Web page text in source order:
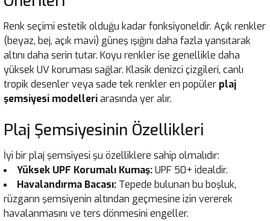
Renk seçimi estetik olduğu kadar fonksiyoneldir. Açık renkler
(beyaz, bej, açık mavi) güneş ışığını daha fazla yansıtarak
altını daha serin tutar. Koyu renkler ise genellikle daha
yüksek UV koruması sağlar. Klasik denizci çizgileri, canlı
tropik desenler veya sade tek renkler en popüler plaj
şemsiyesi modelleriarasında yer alır.
Plaj Şemsiyesinin Özellikleri
İyi bir plaj şemsiyesi şu özelliklere sahip olmalıdır:
Yüksek UPF Korumalı Kumaş:UPF 50+ idealdir.
Havalandırma Bacası: Tepede bulunan bu boşluk,
rüzgarın şemsiyenin altından geçmesine izin vererek
havalanmasını ve ters dönmesini engeller.